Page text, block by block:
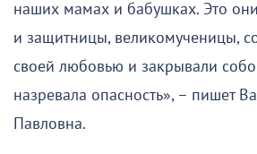
наших мамах и бабушках. Это
и защитницы, великомученицы,
своей любовью и закрывали
назревала опасность», – пишет
Павловна.